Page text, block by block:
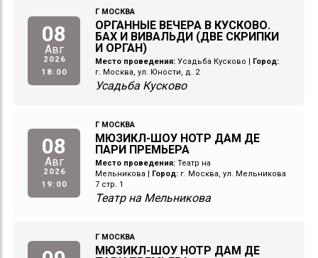
08
Авг
2026
18:00
Г МОСКВА
ОРГАННЫЕ ВЕЧЕРА В КУСКОВО.
БАХ И ВИВАЛЬДИ (ДВЕ СКРИПКИ
И ОРГАН)
Место проведения: Усадьба Кусково
Город:
г. Москва, ул. Юности, д. 2
Усадьба Кусково
08
Авг
2026
19:00
Г МОСКВА
МЮЗИКЛ-ШОУ НОТР ДАМ ДЕ
ПАРИ ПРЕМЬЕРА
Место проведения: Театр на
Мельникова
Город: г. Москва, ул. Мельникова
7 стр. 1
Театр на Мельникова
Г МОСКВА
МЮЗИКЛ-ШОУ НОТР ДАМ ДЕ